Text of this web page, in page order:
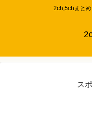
2ch,5chまと
ス